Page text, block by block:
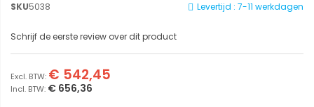
Levertijd : 7-11 werkdagen
SKU5038
Schrijf de eerste review over dit product
€ 656,36
€ 542,45